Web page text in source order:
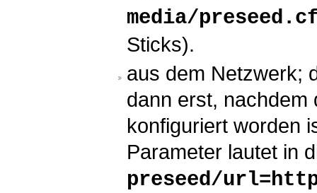
media/
Sticks).
aus dem Netzwerk;
dann erst,
konfiguriert worden
Parameter lautet in
preseed/